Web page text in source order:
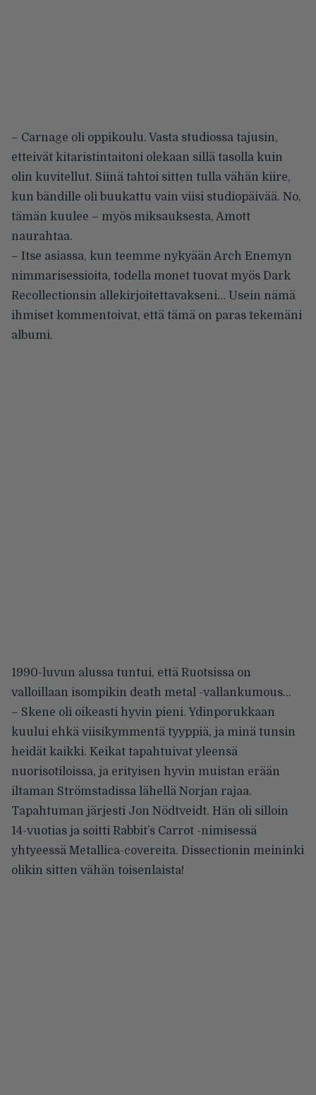
– Carnage oli oppikoulu. Vasta studiossa tajusin,
etteivät kitaristintaitoni olekaan sillä tasolla kuin
olin kuvitellut. Siinä tahtoi sitten tulla vähän kiire,
kun bändille oli buukattu vain viisi studiopäivää. No,
tämän kuulee – myös miksauksesta, Amott
naurahtaa.
– Itse asiassa, kun teemme nykyään Arch Enemyn
nimmarisessioita, todella monet tuovat myös Dark
Recollectionsin allekirjoitettavakseni… Usein nämä
ihmiset kommentoivat, että tämä on paras tekemäni
albumi.
1990-luvun alussa tuntui, että Ruotsissa on
valloillaan isompikin death metal -vallankumous…
– Skene oli oikeasti hyvin pieni. Ydinporukkaan
kuului ehkä viisikymmentä tyyppiä, ja minä tunsin
heidät kaikki. Keikat tapahtuivat yleensä
nuorisotiloissa, ja erityisen hyvin muistan erään
iltaman Strömstadissa lähellä Norjan rajaa.
Tapahtuman järjesti Jon Nödtveidt. Hän oli silloin
14-vuotias ja soitti Rabbit’s Carrot -nimisessä
yhtyeessä Metallica-covereita. Dissectionin meininki
olikin sitten vähän toisenlaista!